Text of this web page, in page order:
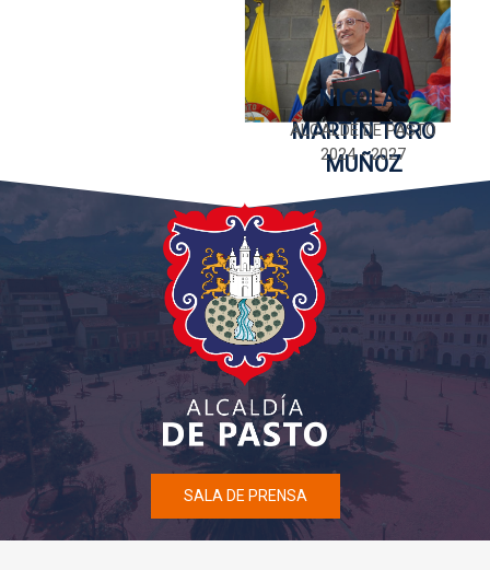
NICOLÁS
MARTÍN TORO
MUÑOZ
ALCALDE DE PASTO
2024 - 2027
SALA DE PRENSA